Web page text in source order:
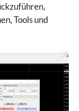
Tools und